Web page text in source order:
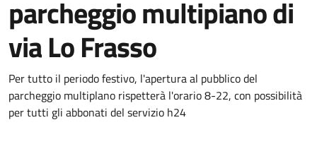
parcheggio multipiano di
via Lo Frasso
Dettagli della notizia
Per tutto il periodo festivo, l'apertura al pubblico del
parcheggio multiplano rispetterà l'orario 8-22, con possibilità
per tutti gli abbonati del servizio h24